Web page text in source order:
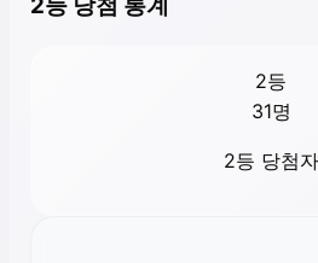
2등 당첨 통계
2등
31명
2등 당첨자